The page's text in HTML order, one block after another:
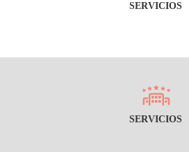
SERVICIOS
SERVICIOS